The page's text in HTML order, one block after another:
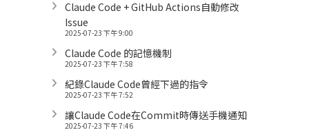
Claude Code + GitHub Actions自動修改
Issue
2025-07-23 下午 9:00
Claude Code 的記憶機制
2025-07-23 下午 7:58
紀錄Claude Code曾經下過的指令
2025-07-23 下午 7:52
讓Claude Code在Commit時傳送手機通知
2025-07-23 下午 7:46